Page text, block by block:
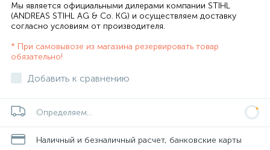
Мы является официальными дилерами компании STIHL
(ANDREAS STIHL AG & Co. KG) и осуществляем доставку
согласно условиям от производителя.
* При самовывозе из магазина резервировать товар
обязательно!
Добавить к сравнению
Определяем...
Наличный и безналичный расчет, банковские карты